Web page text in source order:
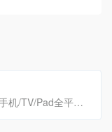
夸克网盘官方网站，提供电脑PC/手机/TV/Pad全平台最新版本的客户端下载。夸克网盘作为阿里巴巴旗下的一款网[…]